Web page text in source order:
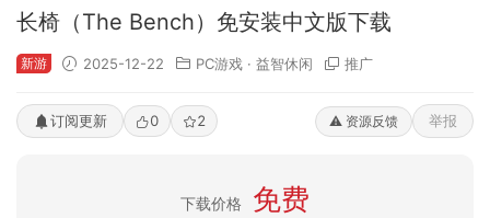
长椅（The Bench）免安装中文版下载
新游 2025-12-22 PC游戏 · 益智休闲 推广
订阅更新 0 2 ⚠️ 资源反馈 举报
下载价格 免费